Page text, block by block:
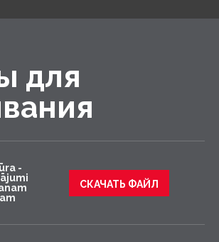
для
-
СКАЧАТЬ ФАЙЛ